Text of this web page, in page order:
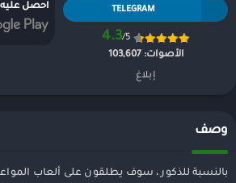
TELEGRAM
4.3/5
الأصوات:103,607
إبلاغ
احصل عليه
وصف
بالنسبة للذكور ، سوف يطلقون على ألعاب